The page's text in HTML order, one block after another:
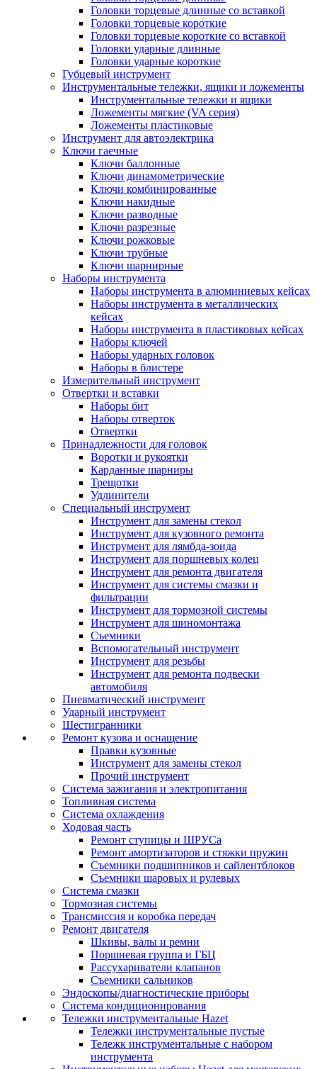
Головки торцевые длинные со вставкой
Головки торцевые короткие
Головки торцевые короткие со вставкой
Головки ударные длинные
Головки ударные короткие
Губцевый инструмент
Инструментальные тележки, ящики и ложементы
Инструментальные тележки и ящики
Ложементы мягкие (VA серия)
Ложементы пластиковые
Инструмент для автоэлектрика
Ключи гаечные
Ключи баллонные
Ключи динамометрические
Ключи комбинированные
Ключи накидные
Ключи разводные
Ключи разрезные
Ключи рожковые
Ключи трубные
Ключи шарнирные
Наборы инструмента
Наборы инструмента в алюминиевых кейсах
Наборы инструмента в металлических
кейсах
Наборы инструмента в пластиковых кейсах
Наборы ключей
Наборы ударных головок
Наборы в блистере
Измерительный инструмент
Отвертки и вставки
Наборы бит
Наборы отверток
Отвертки
Принадлежности для головок
Воротки и рукоятки
Карданные шарниры
Трещотки
Удлинители
Специальный инструмент
Инструмент для замены стекол
Инструмент для кузовного ремонта
Инструмент для лямбда-зонда
Инструмент для поршневых колец
Инструмент для ремонта двигателя
Инструмент для системы смазки и
фильтрации
Инструмент для тормозной системы
Инструмент для шиномонтажа
Съемники
Вспомогательный инструмент
Инструмент для резьбы
Инструмент для ремонта подвески
автомобиля
Пневматический инструмент
Ударный инструмент
Шестигранники
Ремонт кузова и оснащение
Правки кузовные
Инструмент для замены стекол
Прочий инструмент
Система зажигания и электропитания
Топливная система
Система охлаждения
Ходовая часть
Ремонт ступицы и ШРУСа
Ремонт амортизаторов и стяжки пружин
Съемники подшипников и сайлентблоков
Съемники шаровых и рулевых
Система смазки
Тормозная системы
Трансмиссия и коробка передач
Ремонт двигателя
Шкивы, валы и ремни
Поршневая группа и ГБЦ
Рассухариватели клапанов
Съемники сальников
Эндоскопы/диагностические приборы
Система кондиционирования
Тележки инструментальные Hazet
Тележки инструментальные пустые
Тележк инструментальные с набором
инструмента